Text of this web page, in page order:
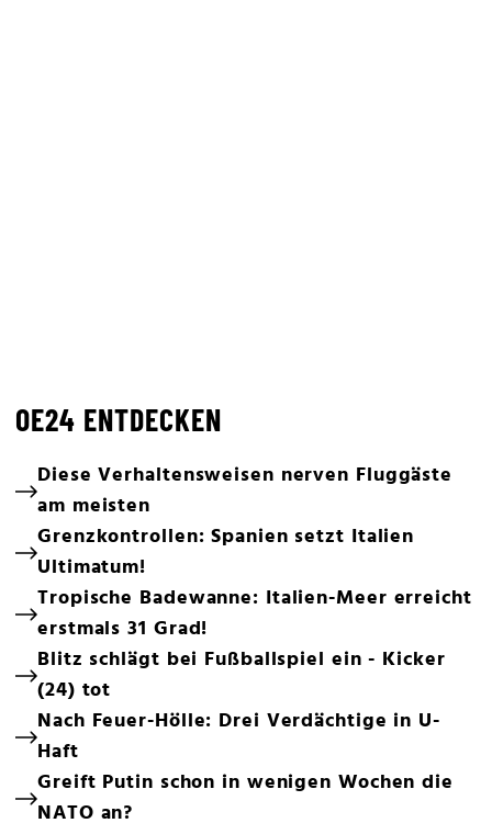
OE24 ENTDECKEN
Diese Verhaltensweisen nerven Fluggäste
am meisten
Grenzkontrollen: Spanien setzt Italien
Ultimatum!
Tropische Badewanne: Italien-Meer erreicht
erstmals 31 Grad!
Blitz schlägt bei Fußballspiel ein - Kicker
(24) tot
Nach Feuer-Hölle: Drei Verdächtige in U-
Haft
Greift Putin schon in wenigen Wochen die
NATO an?